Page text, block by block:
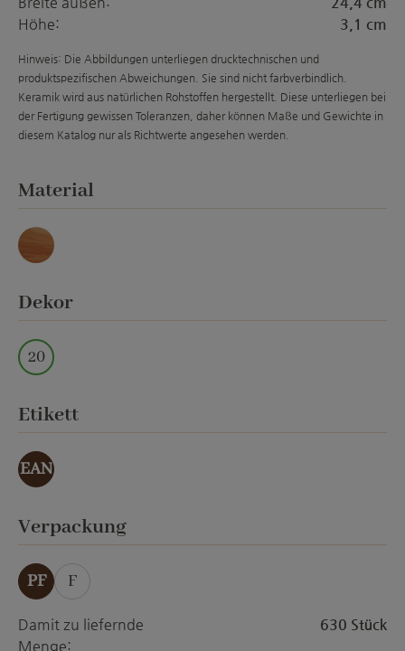
Höhe:
3,1 cm
Hinweis: Die Abbildungen unterliegen drucktechnischen und
produktspezifischen Abweichungen. Sie sind nicht farbverbindlich.
Keramik wird aus natürlichen Rohstoffen hergestellt. Diese unterliegen bei
der Fertigung gewissen Toleranzen, daher können Maße und Gewichte in
diesem Katalog nur als Richtwerte angesehen werden.
Materialauswählen
Marmor
Dekorauswählen
20
Etikettauswählen
EAN
Verpackungauswählen
PF F
Damit zu liefernde
Menge:
630 Stück